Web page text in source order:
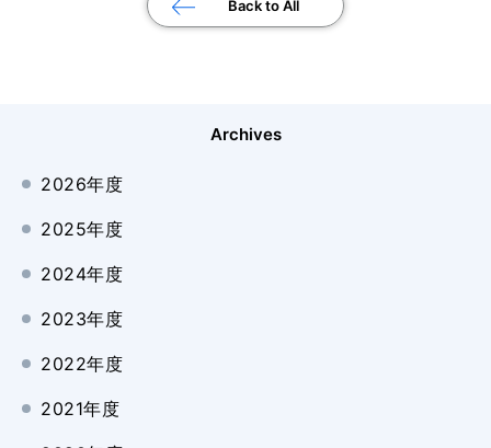
Back to All
Archives
2026年度
2025年度
2024年度
2023年度
2022年度
2021年度